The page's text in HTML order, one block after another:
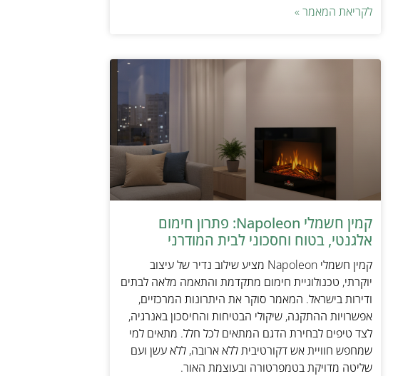
לקריאת המאמר »
קמין חשמלי Napoleon: פתרון חימום
אלגנטי, בטוח וחסכוני לבית המודרני
קמין חשמלי Napoleon מציע שילוב נדיר של עיצוב
יוקרתי, טכנולוגיית חימום מתקדמת והתאמה מלאה לבתים
ודירות בישראל. המאמר סוקר את היתרונות המרכזיים,
אפשרויות ההתקנה, שיקולי הבטיחות והחיסכון באנרגיה,
לצד טיפים לבחירת הדגם המתאים לכל חלל. מתאים למי
שמחפש חוויית אש דקורטיבית ללא ארובה, ללא עשן ועם
שליטה מדויקת בטמפרטורה ובעוצמת האור.